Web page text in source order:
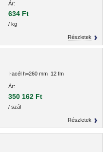
Ár:
634 Ft
/ kg
Részletek
I-acél h=260 mm 12 fm
Ár:
350 162 Ft
/ szál
Részletek